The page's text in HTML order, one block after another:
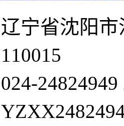
宁省沈阳
24824949